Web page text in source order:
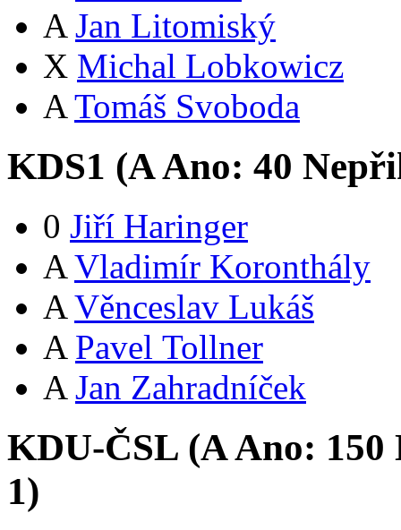
A Jan Litomiský
X Michal Lobkowicz
A Tomáš Svoboda
KDS1 (AAno: 40
0 Jiří Haringer
A Vladimír Koronthály
A Věnceslav Lukáš
A Pavel Tollner
A Jan Zahradníček
KDU-ČSL (AAno: 150
1)